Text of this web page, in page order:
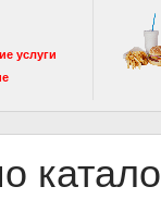
услуги